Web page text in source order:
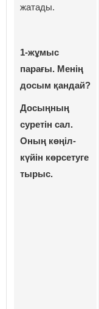
жатады.
1-жұмыс
парағы. Менің
досым қандай?
Досыңның
суретін сал.
Оның көңіл-
күйін көрсетуге
тырыс.